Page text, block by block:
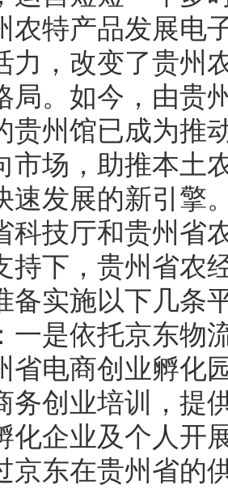
农特产品发展电
力，改变了贵州
局。如今，由贵
贵州馆已成为推
市场，助推本土
速发展的新引擎
科技厅和贵州省
持下，贵州省农
备实施以下几条
一是依托京东物
省电商创业孵化
务创业培训，提
化企业及个人开
京东在贵州省的